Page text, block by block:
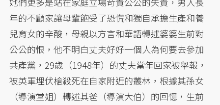
年的不顧家讓母輩飽受了恐慌和獨自承擔生產和養
兒育女的辛酸，母親以方言和華語轉述婆婆生前對
公公的恨，他不明白丈夫好好一個人為何要去參加
共產黨，29歲（1948年）的丈夫當年回家被舉報，
被英軍埋伏槍殺死在自家附近的叢林，根據其孫女
（導演堂姐）轉述其爸（導演大伯）的回憶，生前